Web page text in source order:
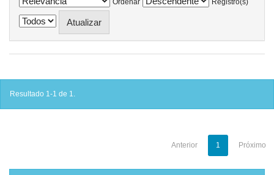
Ordenar
Registro(s)
Resultado 1-1 de 1.
Anterior 1 Próximo